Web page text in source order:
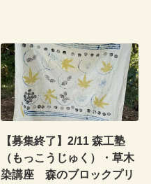
【募集終了】2/11 森工塾
（もっこうじゅく）・草木
染講座 森のブロックプリ